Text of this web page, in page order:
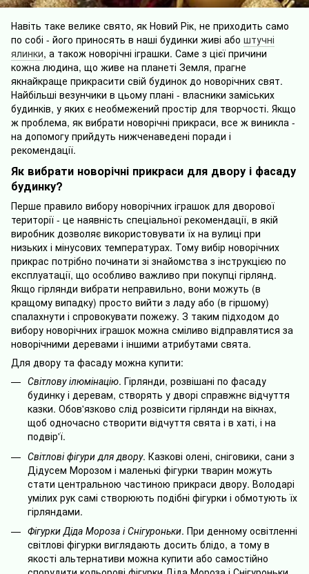
Навіть таке велике свято, як Новий Рік, не приходить само
по собі - його приносять в наші будинки живі або штучні
ялинки, а також новорічні іграшки. Саме з цієї причини
кожна людина, що живе на планеті Земля, прагне
якнайкраще прикрасити свій будинок до новорічних свят.
Найбільші везунчики в цьому плані - власники заміських
будинків, у яких є необмежений простір для творчості. Якщо
ж проблема, як вибрати новорічні прикраси, все ж виникла -
на допомогу прийдуть нижченаведені поради і
рекомендації.
Як вибрати новорічні прикраси для двору і фасаду
будинку?
Перше правило вибору новорічних іграшок для дворової
території - це наявність спеціальної рекомендації, в якій
виробник дозволяє використовувати їх на вулиці при
низьких і мінусових температурах. Тому вибір новорічних
прикрас потрібно починати зі знайомства з інструкцією по
експлуатації, що особливо важливо при покупці гірлянд.
Якщо гірлянди вибрати неправильно, вони можуть (в
кращому випадку) просто вийти з ладу або (в гіршому)
спалахнути і спровокувати пожежу. З таким підходом до
вибору новорічних іграшок можна сміливо відправлятися за
новорічними деревами і іншими атрибутами свята.
Для двору та фасаду можна купити:
Світлову ілюмінацію. Гірлянди, розвішані по фасаду
будинку і деревам, створять у дворі справжнє відчуття
казки. Обов'язково слід розвісити гірлянди на вікнах,
щоб одночасно створити відчуття свята і в хаті, і на
подвір'ї.
Світлові фігури для двору. Казкові олені, сніговики, сани з
Дідусем Морозом і маленькі фігурки тварин можуть
стати центральною частиною прикраси двору. Володарі
умілих рук самі створюють подібні фігурки і обмотують їх
гірляндами.
Фігурки Діда Мороза і Снігуроньки. При денному освітленні
світлові фігурки виглядають досить блідо, а тому в
якості альтернативи можна купити або самостійно